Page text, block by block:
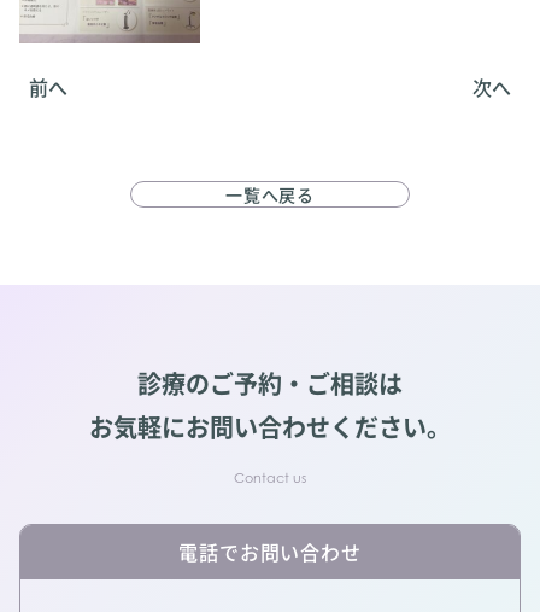
前へ 次へ
一覧へ戻る
診療のご予約・ご相談は
お気軽にお問い合わせください。
電話でお問い合わせ